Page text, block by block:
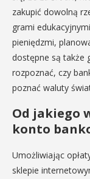
zakupić dowolną
grami
pieniędzmi,
dostępne są także
rozpoznać, czy
poznać waluty
Od jakiego
konto
Umożliwiając
sklepie